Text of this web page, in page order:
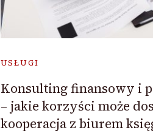
USŁUGI
Konsulting finansowy i
– jakie korzyści może
kooperacja z biurem